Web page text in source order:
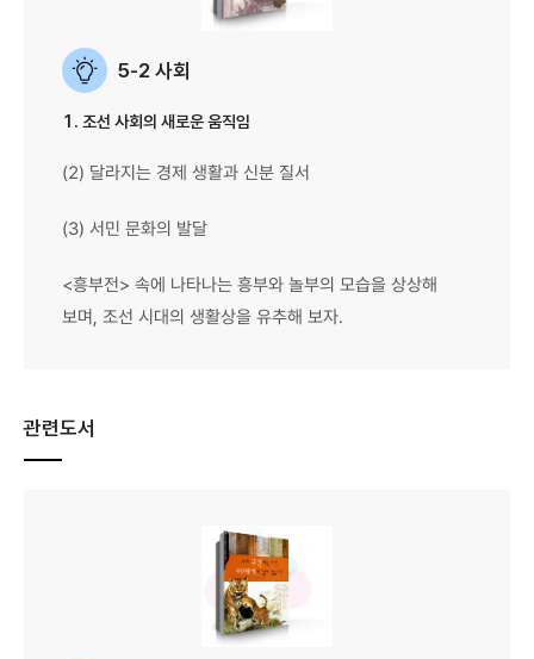
5-2 사회
1. 조선 사회의 새로운 움직임
(2) 달라지는 경제 생활과 신분 질서
(3) 서민 문화의 발달
<흥부전> 속에 나타나는 흥부와 놀부의 모습을 상상해
보며, 조선 시대의 생활상을 유추해 보자.
관련도서